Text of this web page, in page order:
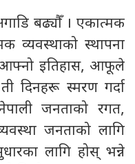
बढ्यौँ । एकात्मक
व्यवस्थाको स्थापना
आफ्नो इतिहास, आफूले
दिनहरू स्मरण गर्दा
जनताको रगत,
जनताको लागि
लागि होस् भन्ने